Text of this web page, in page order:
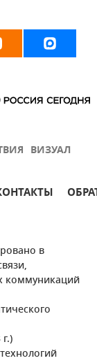
ВИЗУАЛ
в
коммуникаций